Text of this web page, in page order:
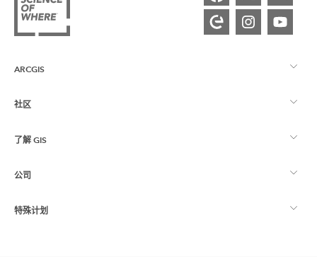
ARCGIS
ArcGIS 概览
制图
社区
Esri 社区
ArcGIS 博客
了解 GIS
什么是 GIS？
位置智能
公司
关于 Esri
特殊计划